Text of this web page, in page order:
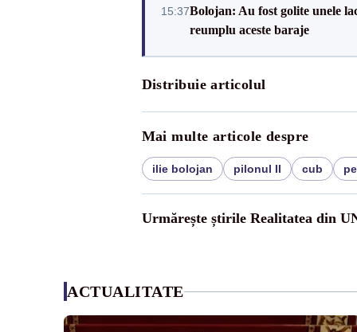
15:37Bolojan: Au fost golite unele
reumplu aceste baraje
Distribuie articolul
Mai multe articole despre
ilie bolojan pilonul II cub
Urmărește știrile Realitatea din
ACTUALITATE